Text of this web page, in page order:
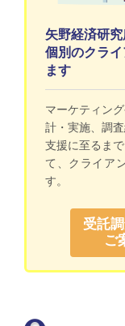
矢野経済研究
個別のクラ
ます
マーケティン
計・実施、調
支援に至るま
て、クライア
す。
受託
ご